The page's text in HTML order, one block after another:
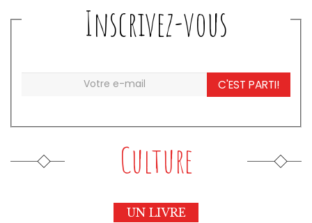
Inscrivez-vous
C'EST PARTI!
Culture
UN LIVRE